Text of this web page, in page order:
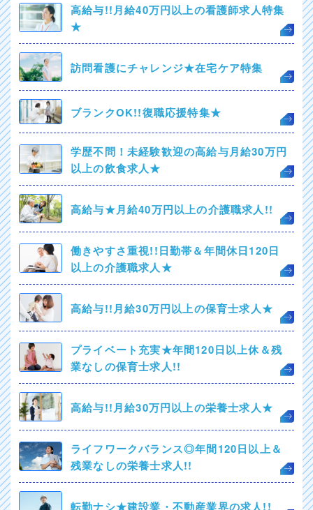
高給与!!月給40万円以上の看護師求人特集
★
訪問看護にチャレンジ★在宅ケア特集
ブランクOK!!復職応援特集★
学歴不問！未経験歓迎の高給与月給30万円
以上の飲食求人★
高給与★月給40万円以上の介護職求人!!
働きやすさ重視!!日勤帯＆年間休日120日
以上の介護職求人★
高給与!!月給30万円以上の保育士求人★
プライベート充実★年間120日以上休＆残
業なしの保育士求人!!
高給与!!月給30万円以上の栄養士求人★
ライフワークバランス◎年間120日以上＆
残業なしの栄養士求人!!
転勤ナシ★建設業・不動産業界の求人!!